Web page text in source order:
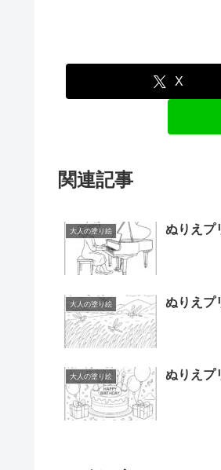
X
関連記事
大人の塗り絵 ぬりえプ
大人の塗り絵 ぬりえプ
大人の塗り絵 ぬりえプ